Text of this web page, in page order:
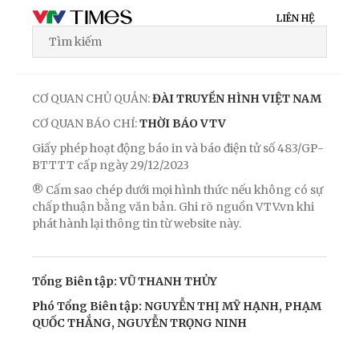
LIÊN HỆ
CƠ QUAN CHỦ QUẢN:ĐÀI TRUYỀN HÌNH VIỆT NAM
CƠ QUAN BÁO CHÍ:THỜI BÁO VTV
Giấy phép hoạt động báo in và báo điện tử số 483/GP-
BTTTT cấp ngày 29/12/2023
® Cấm sao chép dưới mọi hình thức nếu không có sự
chấp thuận bằng văn bản. Ghi rõ nguồn VTV.vn khi
phát hành lại thông tin từ website này.
Tổng Biên tập: VŨ THANH THỦY
Phó Tổng Biên tập: NGUYỄN THỊ MỸ HẠNH, PHẠM
QUỐC THẮNG, NGUYỄN TRỌNG NINH